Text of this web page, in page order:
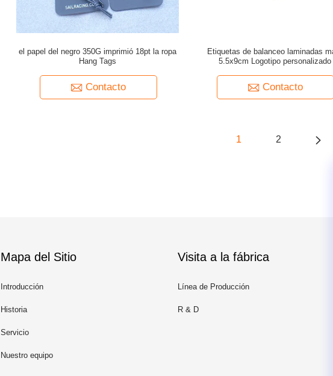
el papel del negro 350G imprimió 18pt la ropa
Hang Tags
Contacto
Etiquetas de balanceo laminadas
5.5x9cm Logotipo personalizado
Contacto
1 2
Mapa del Sitio
Introducción
Historia
Servicio
Nuestro equipo
Visita a la fábrica
Línea de Producción
R & D